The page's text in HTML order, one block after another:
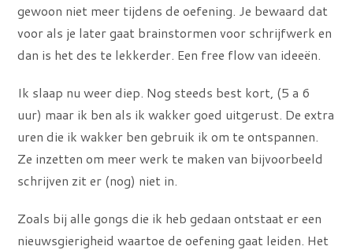
gewoon niet meer tijdens de oefening. Je bewaard dat
voor als je later gaat brainstormen voor schrijfwerk en
dan is het des te lekkerder. Een free flow van ideeën.
Ik slaap nu weer diep. Nog steeds best kort, (5 a 6
uur) maar ik ben als ik wakker goed uitgerust. De extra
uren die ik wakker ben gebruik ik om te ontspannen.
Ze inzetten om meer werk te maken van bijvoorbeeld
schrijven zit er (nog) niet in.
Zoals bij alle gongs die ik heb gedaan ontstaat er een
nieuwsgierigheid waartoe de oefening gaat leiden. Het